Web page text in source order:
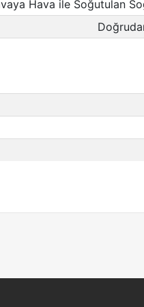
Hava ile Soğutulan